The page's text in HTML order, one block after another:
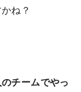
ね？
チームでやっ